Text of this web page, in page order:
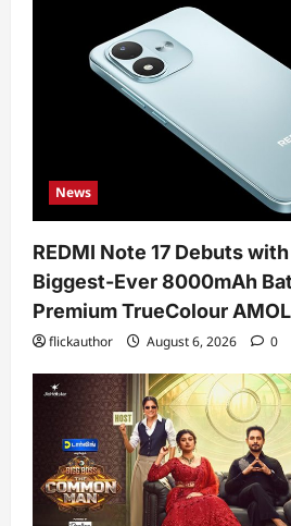
News
REDMI Note 17 Debuts with
Biggest-Ever 8000mAh
Premium TrueColour
flickauthor August 6, 2026 0